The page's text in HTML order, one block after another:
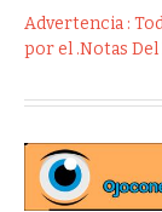
Advertencia :
por el .Notas